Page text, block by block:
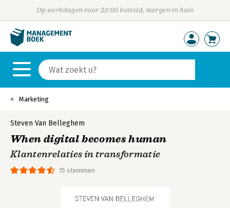
Op werkdagen voor 23:00 besteld, morgen in huis
Marketing
15 stemmen
Steven Van Belleghem
When digital becomes human
Klantenrelaties in transformatie